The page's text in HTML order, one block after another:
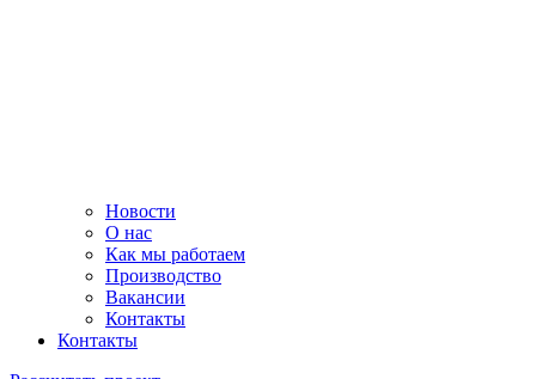
Новости
О нас
Как мы работаем
Производство
Вакансии
Контакты
Контакты